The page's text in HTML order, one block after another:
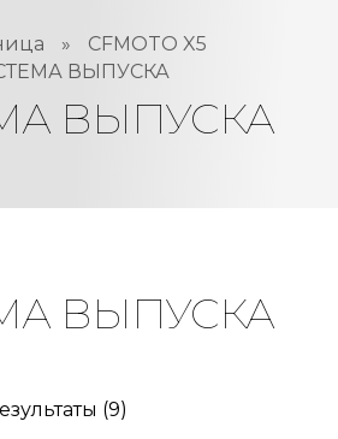
»
CFMOTO X5
ВЫПУСКА
ВЫПУСКА
ВЫПУСКА
(9)